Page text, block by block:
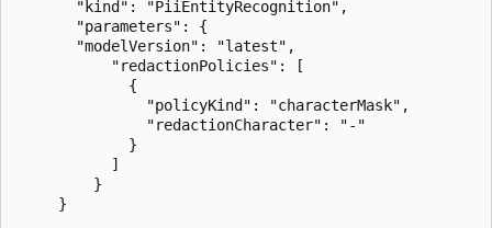
       "kind": "PiiEntityRecognition",
       "parameters": {
       "modelVersion": "latest",
           "redactionPolicies": [
             {
               "policyKind": "characterMask",
               "redactionCharacter": "-"
             }
           ]
         }
     }